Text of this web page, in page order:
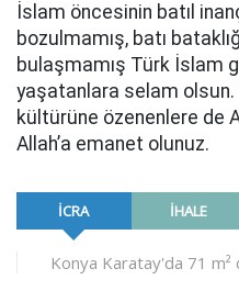
İslam öncesinin batıl
bozulmamış, batı
bulaşmamış Türk İslam
yaşatanlara selam olsun.
kültürüne özenenlere de
Allah’a emanet olunuz.